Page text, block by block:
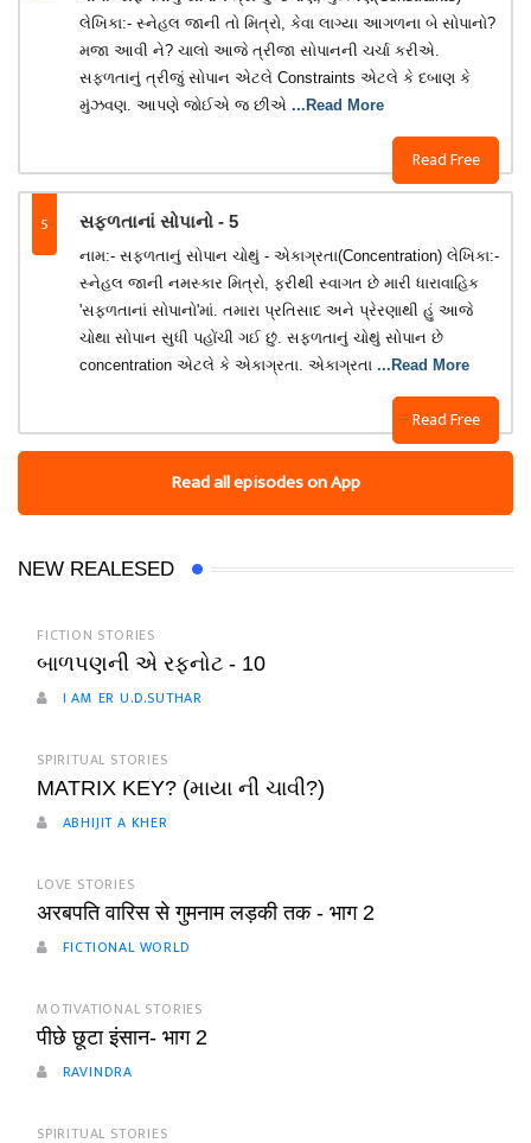
Read Free
લેખિકા:- સ્નેહલ જાની તો મિત્રો, કેવા લાગ્યા આગળના બે સોપાનો?
મજા આવી ને? ચાલો આજે ત્રીજા સોપાનની ચર્ચા કરીએ.
સફળતાનું ત્રીજું સોપાન એટલે Constraints એટલે કે દબાણ કે
મુંઝવણ. આપણે જોઈએ જ છીએ ...Read More
5 સફળતાનાં સોપાનો - 5
Read Free
નામ:- સફળતાનું સોપાન ચોથું - એકાગ્રતા(Concentration) લેખિકા:-
સ્નેહલ જાની નમસ્કાર મિત્રો, ફરીથી સ્વાગત છે મારી ધારાવાહિક
'સફળતાનાં સોપાનો'માં. તમારા પ્રતિસાદ અને પ્રેરણાથી હું આજે
ચોથા સોપાન સુધી પહોંચી ગઈ છું. સફળતાનું ચોથું સોપાન છે
concentration એટલે કે એકાગ્રતા. એકાગ્રતા ...Read More
Read all episodes on App
NEW REALESED
FICTION STORIES
બાળપણની એ રફનોટ - 10
I AM ER U.D.SUTHAR
SPIRITUAL STORIES
MATRIX KEY? (માયા ની ચાવી?)
ABHIJIT A KHER
LOVE STORIES
अरबपति वारिस से गुमनाम लड़की तक - भाग 2
FICTIONAL WORLD
MOTIVATIONAL STORIES
पीछे छूटा इंसान- भाग 2
RAVINDRA
SPIRITUAL STORIES